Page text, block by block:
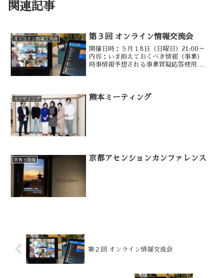
関連記事
オンライン情報交流会 第３回 オンライン情報交流会
開催日時：５月１8日（日曜日）21:00～
内容：いま抑えておくべき情報（事象）
時事情報予想される事象質疑応答使用ア
ミーティング 熊本ミーティング
共有・交流 京都アセンションカンファレンス
第２回 オンライン情報交流会